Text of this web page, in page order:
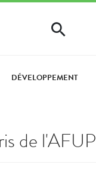
DÉVELOPPEMENT
de l'AFUP